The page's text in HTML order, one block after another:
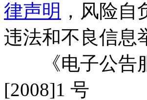
律声明 ，风险自
违法和不良信息
《电子公告服
[2008]1 号